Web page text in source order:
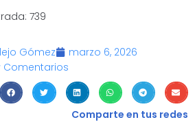
739
Gómez
marzo 6, 2026
Comentarios
Comparte en tus redes